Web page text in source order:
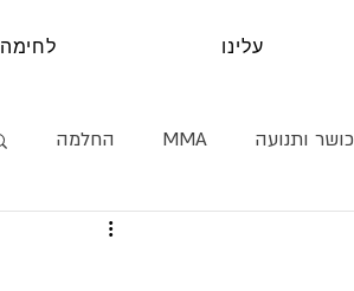
לחימה עלינו
כושר ותנועה MMA החלמה